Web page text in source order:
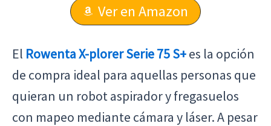
Ver en Amazon
El Rowenta X-plorer Serie 75 S+es la opción
de compra ideal para aquellas personas que
quieran un robot aspirador y fregasuelos
con mapeo mediante cámara y láser. A pesar